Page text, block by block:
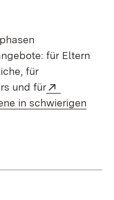
für Eltern
für
und für
in schwierigen